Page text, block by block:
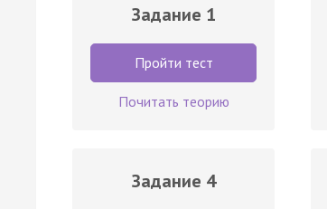
Задание 1
Пройти тест
Почитать теорию
Задание 4